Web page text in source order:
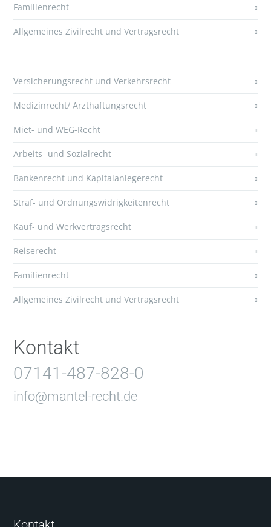
Familienrecht
Allgemeines Zivilrecht und Vertragsrecht
Versicherungsrecht und Verkehrsrecht
Medizinrecht/ Arzthaftungsrecht
Miet- und WEG-Recht
Arbeits- und Sozialrecht
Bankenrecht und Kapitalanlegerecht
Straf- und Ordnungswidrigkeitenrecht
Kauf- und Werkvertragsrecht
Reiserecht
Familienrecht
Allgemeines Zivilrecht und Vertragsrecht
Kontakt
07141-487-828-0
info@mantel-recht.de